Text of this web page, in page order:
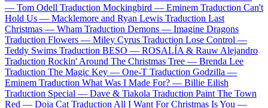
— Tom Odell Traduction Mockingbird — Eminem Traduction Can't
Hold Us — Macklemore and Ryan Lewis Traduction Last
Christmas — Wham Traduction Demons — Imagine Dragons
Traduction Flowers — Miley Cyrus Traduction Lose Control —
Teddy Swims Traduction BESO — ROSALÍA & Rauw Alejandro
Traduction Rockin' Around The Christmas Tree — Brenda Lee
Traduction The Magic Key — One-T Traduction Godzilla —
Eminem Traduction What Was I Made For? — Billie Eilish
Traduction Special — Dave & Tiakola Traduction Paint The Town
Red — Doja Cat Traduction All I Want For Christmas Is You —